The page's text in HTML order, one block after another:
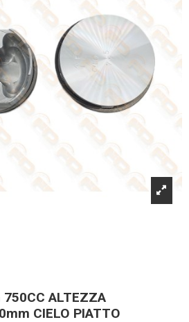
ALTEZZA
CIELO PIATTO